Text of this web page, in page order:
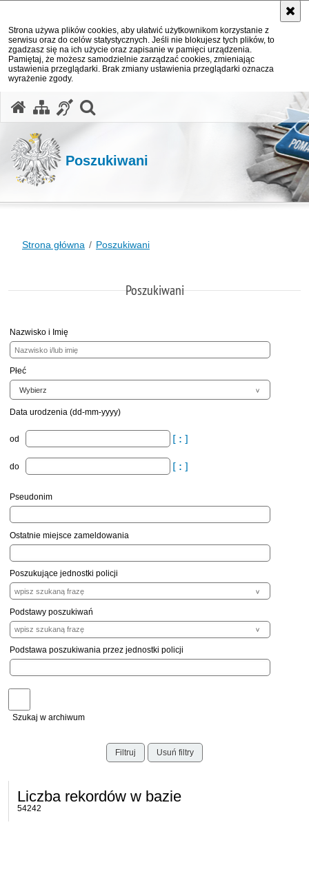
Strona używa plików cookies, aby ułatwić użytkownikom korzystanie z
serwisu oraz do celów statystycznych. Jeśli nie blokujesz tych plików, to
zgadzasz się na ich użycie oraz zapisanie w pamięci urządzenia.
Pamiętaj, że możesz samodzielnie zarządzać cookies, zmieniając
ustawienia przeglądarki. Brak zmiany ustawienia przeglądarki oznacza
wyrażenie zgody.
Poszukiwani
Strona główna Poszukiwani
Poszukiwani
Nazwisko i Imię
Płeć
Data urodzenia (dd-mm-yyyy)
od
do
Pseudonim
Ostatnie miejsce zameldowania
Poszukujące jednostki policji
Podstawy poszukiwań
Podstawa poszukiwania przez jednostki policji
Szukaj w archiwum
Filtruj Usuń filtry
Liczba rekordów w bazie
54242